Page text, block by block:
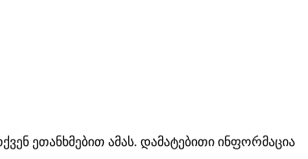
ეთანხმებით ამას. დამატებითი ინფორმაცია